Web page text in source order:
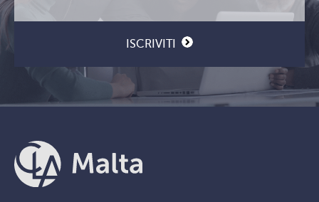
ISCRIVITI